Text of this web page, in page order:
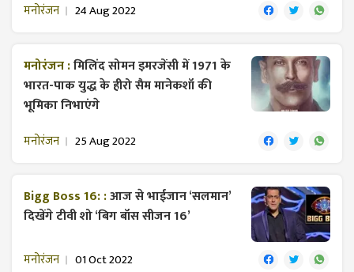
मनोरंजन 24 Aug 2022
मनोरंजन :मिलिंद सोमन इमरजेंसी में 1971 के
भारत-पाक युद्ध के हीरो सैम मानेकशॉ की
भूमिका निभाएंगे
मनोरंजन 25 Aug 2022
Bigg Boss 16: :आज से भाईजान ‘सलमान’
दिखेंगे टीवी शो ‘बिग बॉस सीजन 16’
मनोरंजन 01 Oct 2022